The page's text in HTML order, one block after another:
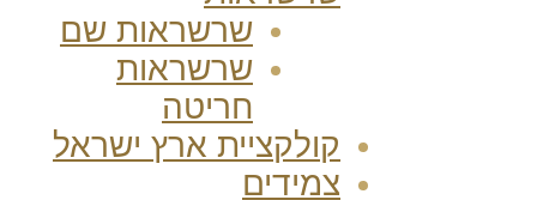
שרשראות שם
שרשראות
חריטה
קולקציית ארץ ישראל
צמידים